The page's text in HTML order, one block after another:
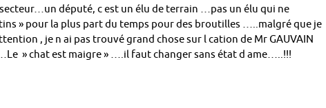
député, c est un élu de terrain …pas un élu qui ne
» pour la plus part du temps pour des broutilles …..malgré que je
, je n ai pas trouvé grand chose sur l cation de Mr GAUVAIN
» chat est maigre » ….il faut changer sans état d ame…..!!!